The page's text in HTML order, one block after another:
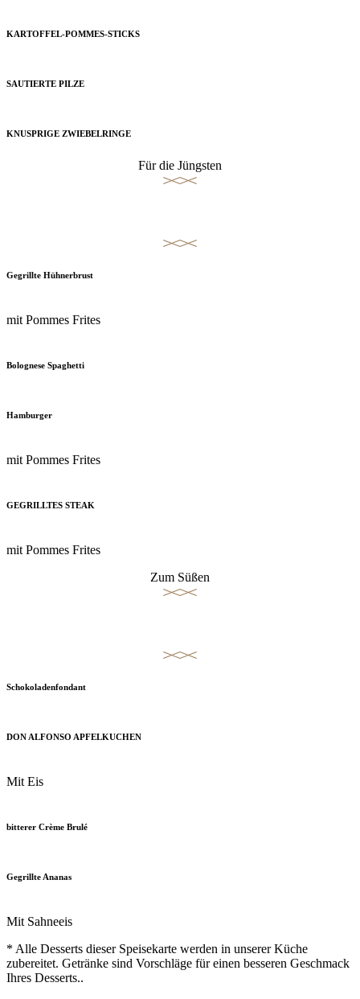
KARTOFFEL-POMMES-STICKS
SAUTIERTE PILZE
KNUSPRIGE ZWIEBELRINGE
Für die Jüngsten
Gegrillte Hühnerbrust
mit Pommes Frites
Bolognese Spaghetti
Hamburger
mit Pommes Frites
GEGRILLTES STEAK
mit Pommes Frites
Zum Süßen
Schokoladenfondant
DON ALFONSO APFELKUCHEN
Mit Eis
bitterer Crème Brulé
Gegrillte Ananas
Mit Sahneeis
* Alle Desserts dieser Speisekarte werden in unserer Küche
zubereitet. Getränke sind Vorschläge für einen besseren Geschmack
Ihres Desserts..